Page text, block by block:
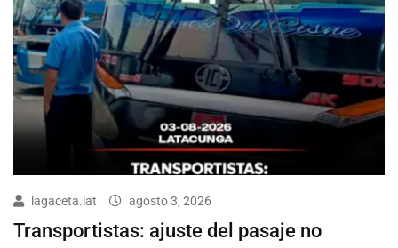
lagaceta.lat agosto 3, 2026
Transportistas: ajuste del pasaje no